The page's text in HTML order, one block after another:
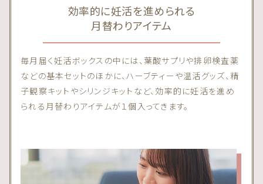
効率的に妊活を進められる
月替わりアイテム
毎月届く妊活ボックスの中には、葉酸サプリや排卵検査薬
などの基本セットのほかに、ハーブティーや温活グッズ、精
子観察キットやシリンジキットなど、効率的に妊活を進め
られる月替わりアイテムが１個入ってきます。